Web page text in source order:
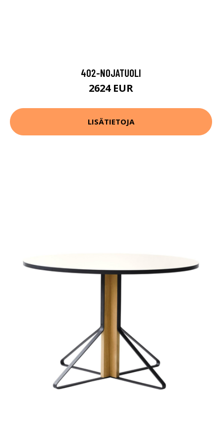
402-NOJATUOLI
2624 EUR
LISÄTIETOJA